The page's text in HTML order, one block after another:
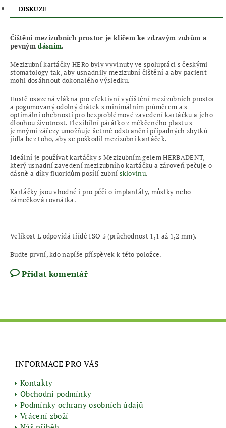
DISKUZE
Čištění mezizubních prostor je klíčem ke zdravým zubům a
pevnýmdásním.
Mezizubní kartáčky HERo byly vyvinuty ve spolupráci s českými
stomatology tak, aby usnadnily mezizubní čištění a aby pacient
mohl dosáhnout dokonalého výsledku.
Hustě osazená vlákna pro efektivní vyčištění mezizubních prostor
a pogumovaný odolný drátek s minimálním průměrem a s
optimální ohebností pro bezproblémové zavedení kartáčku a jeho
dlouhou životnost. Flexibilní párátko z měkčeného plastu s
jemnými zářezy umožňuje šetrné odstranění případných zbytků
jídla bez toho, aby se poškodil mezizubní kartáček.
Ideální je používat kartáčky s Mezizubním gelem HERBADENT,
který usnadní zavedení mezizubního kartáčku a zároveň pečuje o
dásně a díky fluoridům posílí zubní sklovinu.
Kartáčky jsou vhodné i pro péči o implantáty, můstky nebo
zámečková rovnátka.
Velikost L odpovídá třídě ISO 3 (průchodnost 1,1 až 1,2 mm).
Buďte první, kdo napíše příspěvek k této položce.
Přidat komentář
INFORMACE PRO VÁS
Kontakty
Obchodní podmínky
Podmínky ochrany osobních údajů
Vrácení zboží